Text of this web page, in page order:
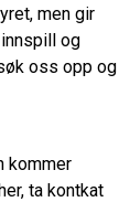
men gir
og
oss opp og
kommer
ta kontkat